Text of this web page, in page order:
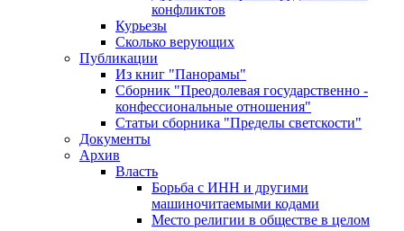
конфликтов
Курьезы
Сколько верующих
Публикации
Из книг "Панорамы"
Сборник "Преодолевая государственно -
конфессиональные отношения"
Статьи сборника "Пределы светскости"
Документы
Архив
Власть
Борьба с ИНН и другими
машиночитаемыми кодами
Место религии в обществе в целом